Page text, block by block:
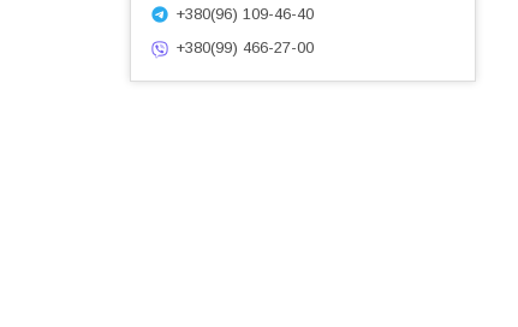
+380(96) 109-46-40
+380(99) 466-27-00